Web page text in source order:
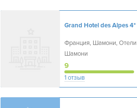
Grand Hotel des Alpes 4*
Франция, Шамони, Отели
Шамони
9
1 отзыв